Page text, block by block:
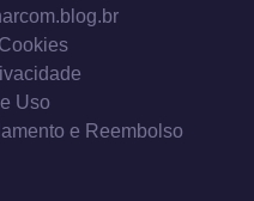
Uso
e Reembolso